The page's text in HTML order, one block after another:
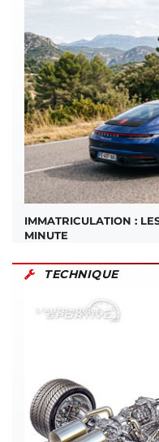
IMMATRICULATION :
MINUTE
TECHNIQUE